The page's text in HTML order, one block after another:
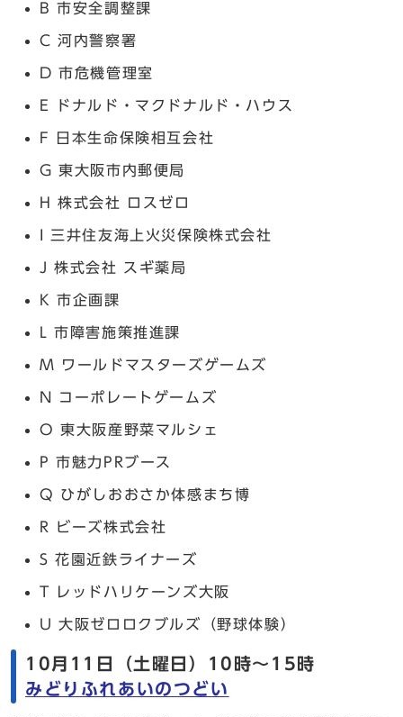
B 市安全調整課
C 河内警察署
D 市危機管理室
E ドナルド・マクドナルド・ハウス
F 日本生命保険相互会社
G 東大阪市内郵便局
H 株式会社 ロスゼロ
I 三井住友海上火災保険株式会社
J 株式会社 スギ薬局
K 市企画課
L 市障害施策推進課
M ワールドマスターズゲームズ
N コーポレートゲームズ
O 東大阪産野菜マルシェ
P 市魅力PRブース
Q ひがしおおさか体感まち博
R ビーズ株式会社
S 花園近鉄ライナーズ
T レッドハリケーンズ大阪
U 大阪ゼロロクブルズ（野球体験）
10月11日（土曜日）10時～15時
みどりふれあいのつどい